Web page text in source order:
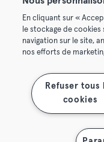
Conditions générales
Mentions légales
Se rétracter ici
En cliquant sur «
le stockage de
navigation sur le site,
nos efforts de
Refuser tous
cookies